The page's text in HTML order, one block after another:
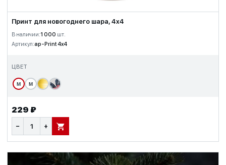
Принт для новогоднего шара, 4x4
В наличии:1 000 шт.
Артикул:ap-Print 4x4
ЦВЕТ
М М
229 ₽
− + В КОРЗИНУ